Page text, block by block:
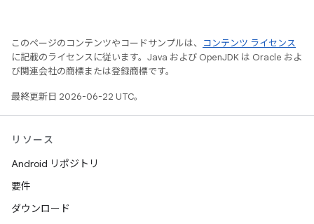
このページのコンテンツやコードサンプルは、
コンテンツ ライセンス
に記載のライセンスに従います。Java および OpenJDK は Oracle およ
び関連会社の商標または登録商標です。
最終更新日 2026-06-22 UTC。
リソース
Android リポジトリ
要件
ダウンロード